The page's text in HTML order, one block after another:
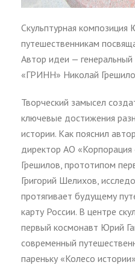
Скульптурная
путешественникам
Автор идеи —
«ГРИНН» Николай
Творческий замысел
ключевые достижения
истории. Как пояснил
директор АО
Грешилов, прототипом
Григорий Шелихов,
протягивает будущему
карту России. В центре
первый космонавт Юрий
современный
пареньку «Колесо